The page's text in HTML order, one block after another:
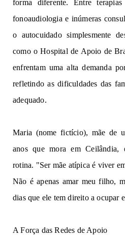
forma diferente. Entre
fonoaudiologia e inúmeras
o autocuidado simplesmente
como o Hospital de Apoio de
enfrentam uma alta demanda
refletindo as dificuldades das
adequado.
Maria (nome fictício), mãe de
anos que mora em Ceilândia,
rotina. "Ser mãe atípicaé viver e
Não é apenas amar meu filho,
diasque ele tem direito a ocupar
A Força das Redes de Apoio